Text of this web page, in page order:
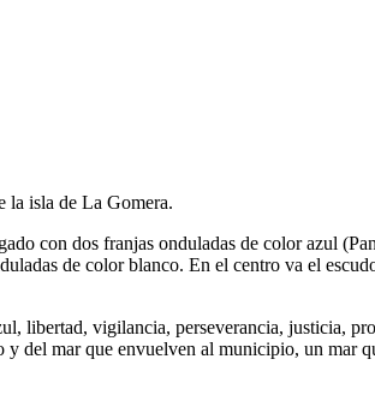
la isla de La Gomera.
con dos franjas onduladas de color azul
de color blanco. En el centro va el
libertad, vigilancia, perseverancia, justicia,
del mar que envuelven al municipio, un mar